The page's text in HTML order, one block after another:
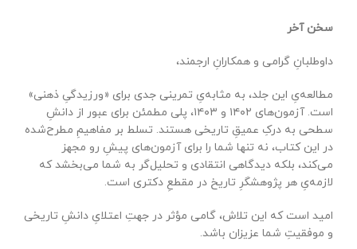
سخن آخر
داوطلبانِ گرامی و همکارانِ ارجمند،
مطالعه‌یِ این جلد، به مثابه‌یِ تمرینی جدی برای «ورزیدگیِ ذهنی»
است. آزمون‌های ۱۴۰۲ و ۱۴۰۳، پلی مطمئن برای عبور از دانشِ
سطحی به درکِ عمیقِ تاریخی هستند. تسلط بر مفاهیمِ مطرح‌شده
در این کتاب، نه تنها شما را برای آزمون‌های پیشِ رو مجهز
می‌کند، بلکه دیدگاهی انتقادی و تحلیل‌گر به شما می‌بخشد که
لازمه‌یِ هر پژوهشگرِ تاریخ در مقطعِ دکتری است.
امید است که این تلاش، گامی مؤثر در جهتِ اعتلایِ دانشِ تاریخی
و موفقیتِ شما عزیزان باشد.